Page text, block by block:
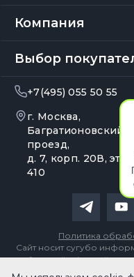
Компания
Выбор
+7(495) 055 50 55
г. Москва,
Багратионовский
проезд,
д. 7, корп. 20В, эт.
410
Сайт носит сугубо
публичной офертой,
Политика